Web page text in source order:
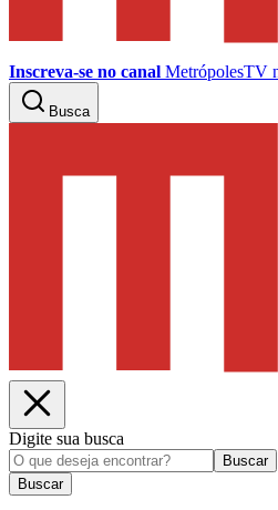
Inscreva-se no canal MetrópolesTV
Busca
Digite sua busca
Buscar
Buscar